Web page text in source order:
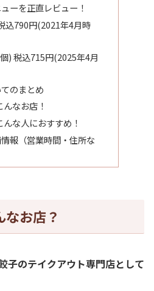
ーを正直レビュー！
込790円(2021年4月時
) 税込715円(2025年4月
のまとめ
なお店！
な人におすすめ！
報（営業時間・住所な
お店？
子のテイクアウト専門店として